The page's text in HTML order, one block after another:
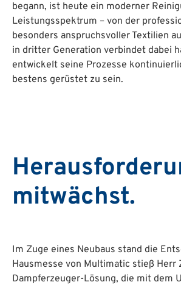
begann, ist heute ein moderner
Leistungsspektrum – von der
besonders anspruchsvoller Textilien
in dritter Generation verbindet dabei
entwickelt seine Prozesse
bestens gerüstet zu sein.
mitwächst.
Im Zuge eines Neubaus stand die
Hausmesse von Multimatic stieß Herr
Dampferzeuger-Lösung, die mit dem